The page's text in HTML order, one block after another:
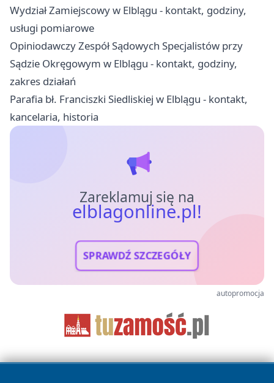
Wydział Zamiejscowy w Elblągu - kontakt, godziny,
usługi pomiarowe
Opiniodawczy Zespół Sądowych Specjalistów przy
Sądzie Okręgowym w Elblągu - kontakt, godziny,
zakres działań
Parafia bł. Franciszki Siedliskiej w Elblągu - kontakt,
kancelaria, historia
Zareklamuj się na
elblagonline.pl!
SPRAWDŹ SZCZEGÓŁY
autopromocja